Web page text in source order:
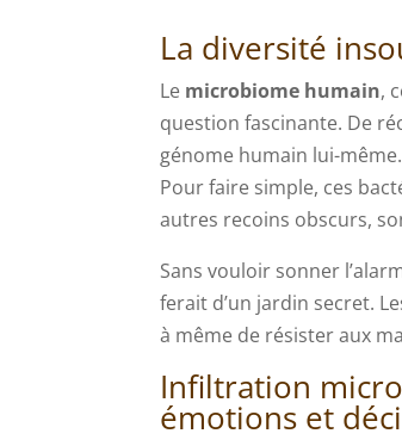
La diversité
Le microbiome humain,
question fascinante. De
génome humain lui-
Pour faire simple, ces
autres recoins obscurs,
Sans vouloir sonner
ferait d’un jardin secret.
à même de résister aux
Infiltration
émotions et